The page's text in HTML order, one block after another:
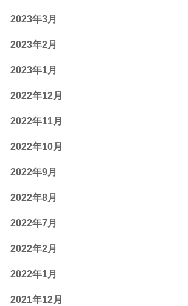
2023年3月
2023年2月
2023年1月
2022年12月
2022年11月
2022年10月
2022年9月
2022年8月
2022年7月
2022年2月
2022年1月
2021年12月